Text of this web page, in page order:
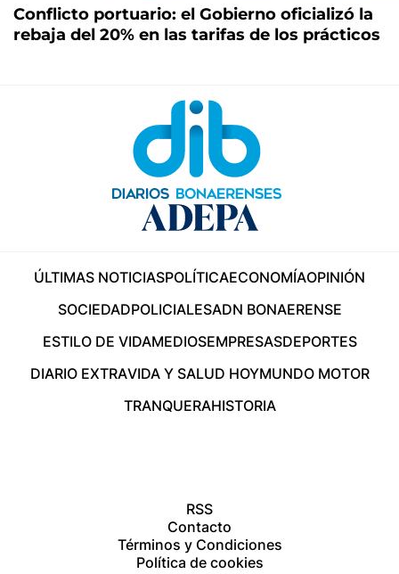
Conflicto portuario: el Gobierno oficializó la
rebaja del 20% en las tarifas de los prácticos
ÚLTIMAS NOTICIASPOLÍTICAECONOMÍAOPINIÓN
SOCIEDADPOLICIALESADN BONAERENSE
ESTILO DE VIDAMEDIOSEMPRESASDEPORTES
DIARIO EXTRAVIDA Y SALUD HOYMUNDO MOTOR
TRANQUERAHISTORIA
RSS
Contacto
Términos y Condiciones
Política de cookies